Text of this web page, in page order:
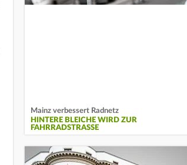
Mainz verbessert Radnetz
HINTERE BLEICHE WIRD ZUR
FAHRRADSTRASSE